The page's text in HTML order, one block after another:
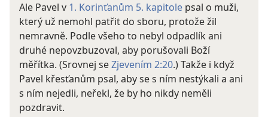
Ale Pavel v 1. Korinťanům 5. kapitole psal o muži,
který už nemohl patřit do sboru, protože žil
nemravně. Podle všeho to nebyl odpadlík ani
druhé nepovzbuzoval, aby porušovali Boží
měřítka. (Srovnej seZjevením 2:20.) Takže i když
Pavel křesťanům psal, aby se s ním nestýkali a ani
s ním nejedli, neřekl, že by ho nikdy neměli
pozdravit.